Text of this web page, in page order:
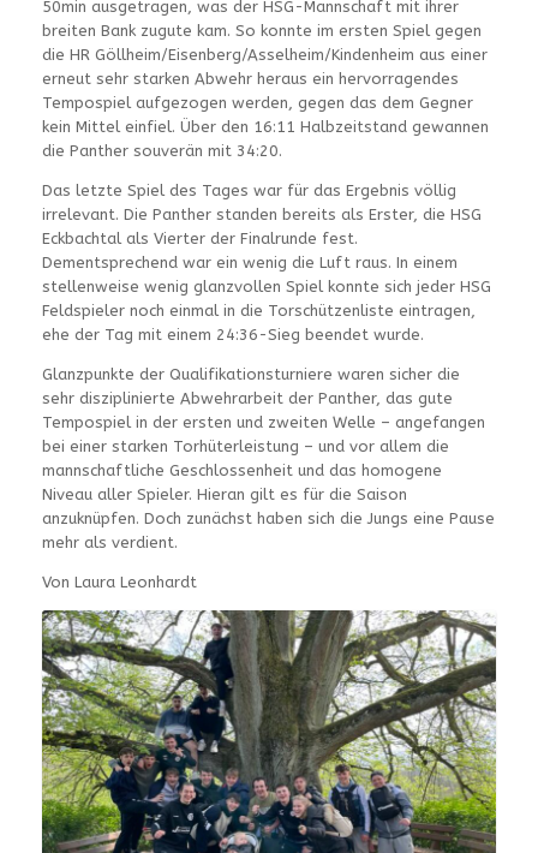
50min ausgetragen, was der HSG-Mannschaft mit ihrer
breiten Bank zugute kam. So konnte im ersten Spiel gegen
die HR Göllheim/Eisenberg/Asselheim/Kindenheim aus einer
erneut sehr starken Abwehr heraus ein hervorragendes
Tempospiel aufgezogen werden, gegen das dem Gegner
kein Mittel einfiel. Über den 16:11 Halbzeitstand gewannen
die Panther souverän mit 34:20.
Das letzte Spiel des Tages war für das Ergebnis völlig
irrelevant. Die Panther standen bereits als Erster, die HSG
Eckbachtal als Vierter der Finalrunde fest.
Dementsprechend war ein wenig die Luft raus. In einem
stellenweise wenig glanzvollen Spiel konnte sich jeder HSG
Feldspieler noch einmal in die Torschützenliste eintragen,
ehe der Tag mit einem 24:36-Sieg beendet wurde.
Glanzpunkte der Qualifikationsturniere waren sicher die
sehr disziplinierte Abwehrarbeit der Panther, das gute
Tempospiel in der ersten und zweiten Welle – angefangen
bei einer starken Torhüterleistung – und vor allem die
mannschaftliche Geschlossenheit und das homogene
Niveau aller Spieler. Hieran gilt es für die Saison
anzuknüpfen. Doch zunächst haben sich die Jungs eine Pause
mehr als verdient.
Von Laura Leonhardt